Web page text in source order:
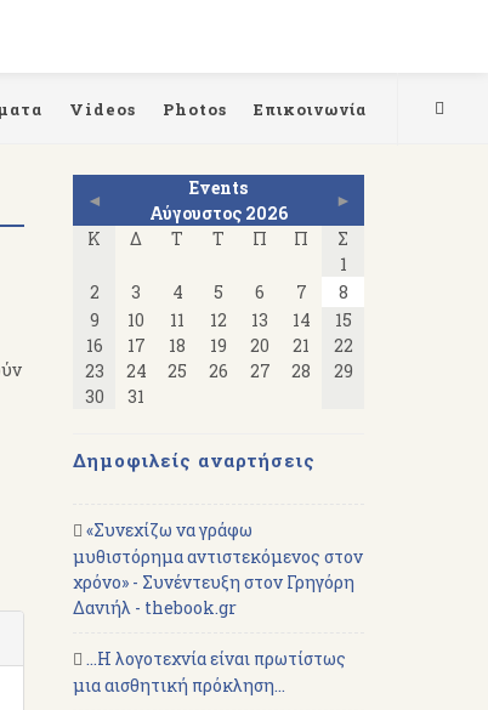
Videos Photos Επικοινωνία
◄
Events
Αύγουστος 2026
►
Κ
Δ Τ Τ Π Π
Σ
1
2
3 4 5 6 7
8
9
10 11 12 13 14
15
16
17 18 19 20 21
22
23
24 25 26 27 28
29
30
31
Δημοφιλείς αναρτήσεις
«Συνεχίζω να γράφω
μυθιστόρημα αντιστεκόμενος στον
χρόνο» - Συνέντευξη στον Γρηγόρη
Δανιήλ - thebook.gr
...Η λογοτεχνία είναι πρωτίστως
μια αισθητική πρόκληση...